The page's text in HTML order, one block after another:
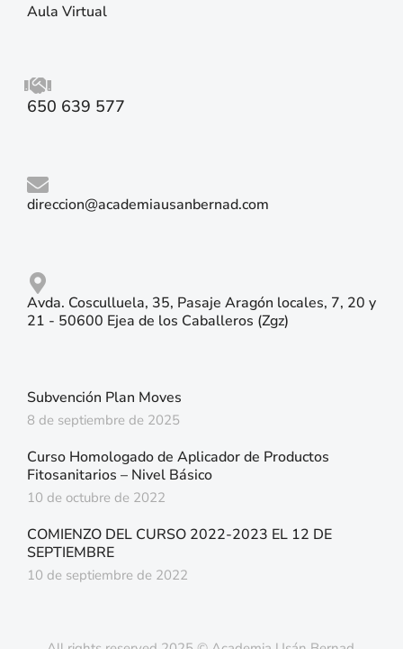
Aula Virtual
650 639 577
direccion@academiausanbernad.com
Avda. Cosculluela, 35, Pasaje Aragón locales, 7, 20 y
21 - 50600 Ejea de los Caballeros (Zgz)
Subvención Plan Moves
8 de septiembre de 2025
Curso Homologado de Aplicador de Productos
Fitosanitarios – Nivel Básico
10 de octubre de 2022
COMIENZO DEL CURSO 2022-2023 EL 12 DE
SEPTIEMBRE
10 de septiembre de 2022